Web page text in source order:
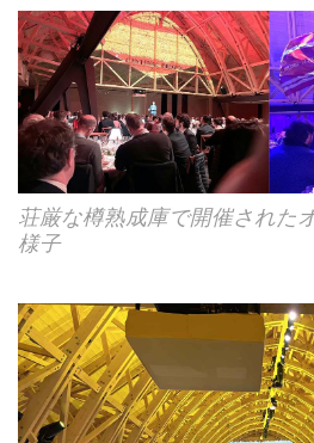
荘厳な樽熟成庫で開催された
様子